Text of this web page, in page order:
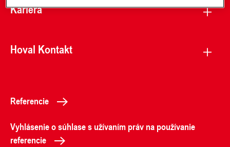
Kariéra
Hoval Kontakt
Referencie
Vyhlásenie o súhlase s užívaním práv na používanie
referencie